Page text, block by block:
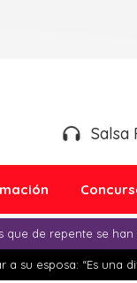
Salsa
que de repente se han
su esposa: “Es una